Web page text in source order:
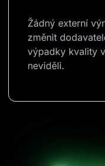
Žádný externí
změnit
výpadky kvality
neviděli.